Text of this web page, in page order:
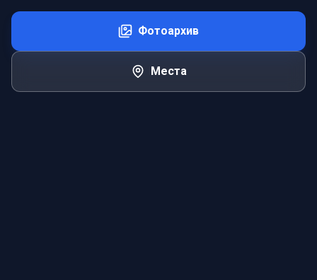
Фотоархив
Места